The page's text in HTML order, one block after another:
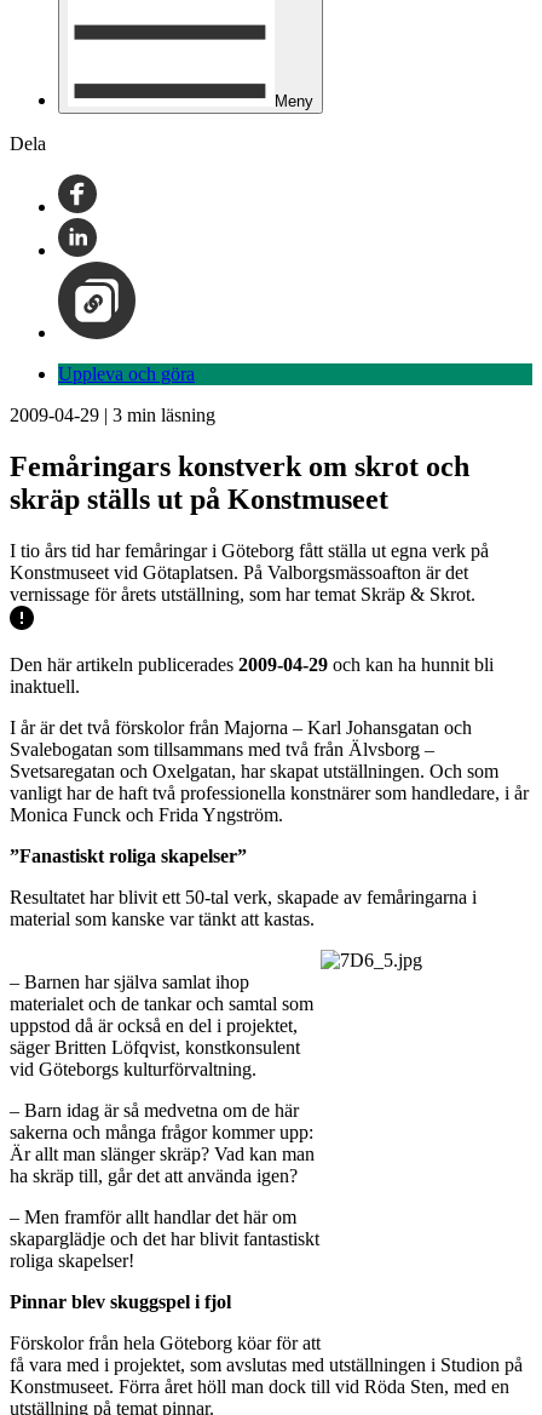
Meny
Dela
Uppleva och göra
2009-04-29 | 3 min läsning
Femåringars konstverk om skrot och
skräp ställs ut på Konstmuseet
I tio års tid har femåringar i Göteborg fått ställa ut egna verk på
Konstmuseet vid Götaplatsen. På Valborgsmässoafton är det
vernissage för årets utställning, som har temat Skräp & Skrot.
Den här artikeln publicerades 2009-04-29 och kan ha hunnit bli
inaktuell.
I år är det två förskolor från Majorna – Karl Johansgatan och
Svalebogatan som tillsammans med två från Älvsborg –
Svetsaregatan och Oxelgatan, har skapat utställningen. Och som
vanligt har de haft två professionella konstnärer som handledare, i år
Monica Funck och Frida Yngström.
”Fanastiskt roliga skapelser”
Resultatet har blivit ett 50-tal verk, skapade av femåringarna i
material som kanske var tänkt att kastas.
– Barnen har själva samlat ihop
materialet och de tankar och samtal som
uppstod då är också en del i projektet,
säger Britten Löfqvist, konstkonsulent
vid Göteborgs kulturförvaltning.
– Barn idag är så medvetna om de här
sakerna och många frågor kommer upp:
Är allt man slänger skräp? Vad kan man
ha skräp till, går det att använda igen?
– Men framför allt handlar det här om
skaparglädje och det har blivit fantastiskt
roliga skapelser!
Pinnar blev skuggspel i fjol
Förskolor från hela Göteborg köar för att
få vara med i projektet, som avslutas med utställningen i Studion på
Konstmuseet. Förra året höll man dock till vid Röda Sten, med en
utställning på temat pinnar.